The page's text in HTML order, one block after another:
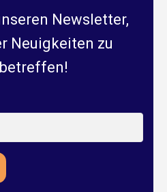
Newsletter,
Neuigkeiten zu